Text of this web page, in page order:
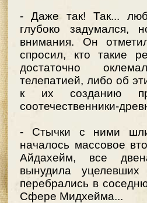
- Даже так! Так...
глубоко
внимания. Он
спросил, кто такие
достаточно
телепатией, либо об
к их созданию
соотечественники-
- Стычки с ними
началось массовое
Айдахейм, все
вынудила
перебрались в
Сфере Мидхейма...